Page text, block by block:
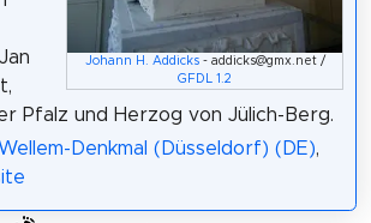
Johann H. Addicks- addicks@gmx.net /
GFDL 1.2
Pfalz und Herzog von Jülich-Berg.
Denkmal (Düsseldorf) (DE),